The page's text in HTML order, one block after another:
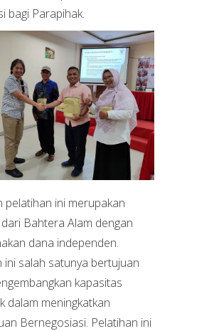
bagi Parapihak.
pelatihan ini merupakan
Bahtera Alam dengan
dana independen.
ini salah satunya bertujuan
kapasitas
dalam meningkatkan
Bernegosiasi. Pelatihan ini